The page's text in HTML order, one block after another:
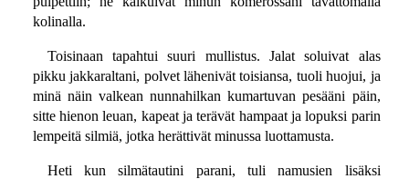
kolinalla.
Toisinaan tapahtui suuri mullistus. Jalat soluivat alas
pikku jakkaraltani, polvet lähenivät toisiansa, tuoli huojui, ja
minä näin valkean nunnahilkan kumartuvan pesääni päin,
sitte hienon leuan, kapeat ja terävät hampaat ja lopuksi parin
lempeitä silmiä, jotka herättivät minussa luottamusta.
Heti kun silmätautini parani, tuli namusien lisäksi